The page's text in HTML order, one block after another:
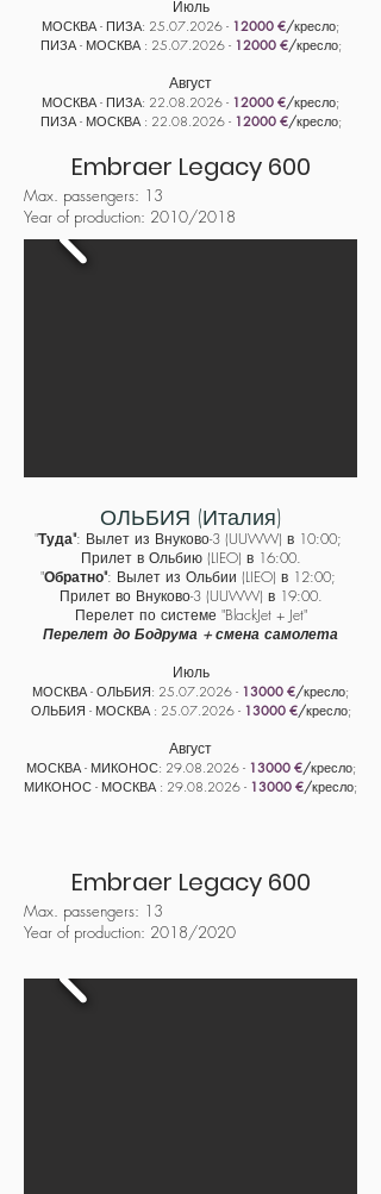
Июль
МОСКВА - ПИЗА: 25.07.2026 - 12000 €/кресло;
ПИЗА - МОСКВА : 25.07.2026 - 12000 €/кресло;
Август
МОСКВА - ПИЗА: 22.08.2026 - 12000 €/кресло;
ПИЗА - МОСКВА : 22.08.2026 - 12000 €/кресло;
Embraer Legacy 600
Max. passengers: 13
Year of production: 2010/2018
ОЛЬБИЯ (Италия)
"Туда": Вылет из Внуково-3 (UUWW) в 10:00;
Прилет в Ольбию (​LIEO) в 16:00.
"Обратно": Вылет из Ольбии (​LIEO) в 12:00;
Прилет во Внуково-3 (UUWW) в 19:00.
Перелет по системе "BlackJet + Jet"
Перелет до Бодрума + смена самолета
Июль
МОСКВА - ОЛЬБИЯ: 25.07.2026 - 13000 €/кресло;
ОЛЬБИЯ - МОСКВА : 25.07.2026 - 13000 €/кресло;
Август
МОСКВА - МИКОНОС: 29.08.2026 - 13000 €/кресло;
МИКОНОС - МОСКВА : 29.08.2026 - 13000 €/кресло;
Embraer Legacy 600
Max. passengers: 13
Year of production: 2018/2020